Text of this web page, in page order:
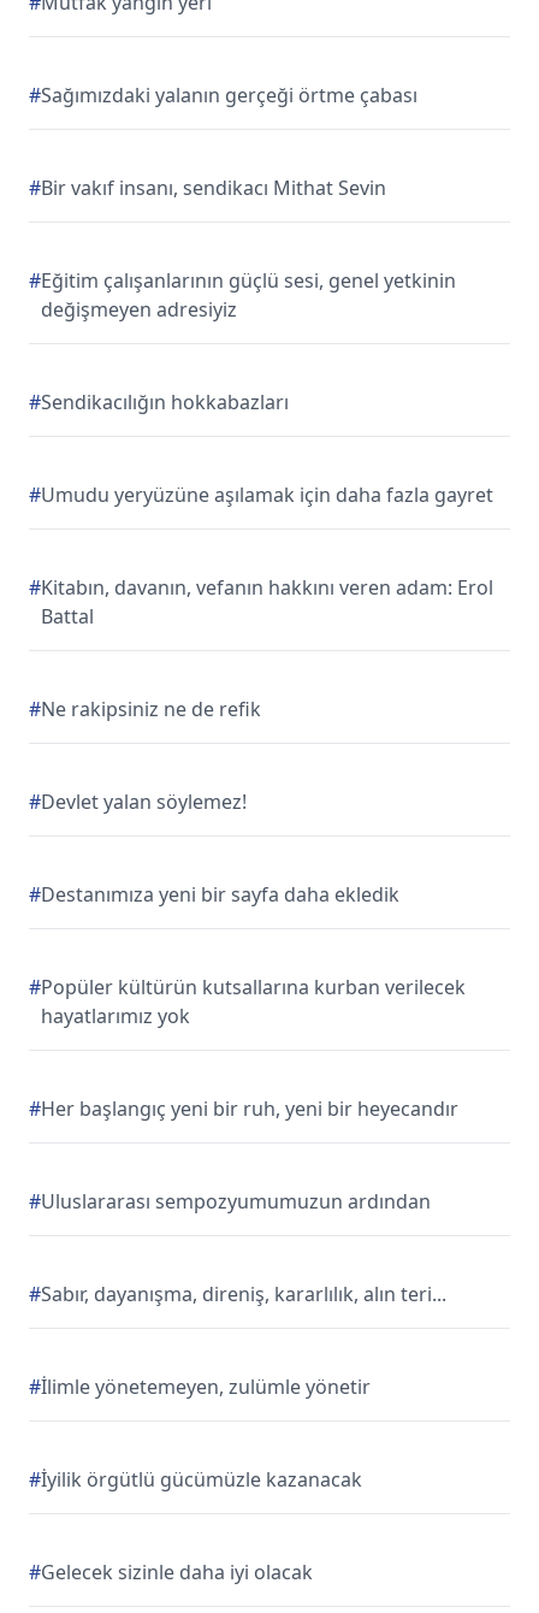
#Sağımızdaki yalanın gerçeği örtme çabası
#Bir vakıf insanı, sendikacı Mithat Sevin
#Eğitim çalışanlarının güçlü sesi, genel yetkinin
değişmeyen adresiyiz
#Sendikacılığın hokkabazları
#Umudu yeryüzüne aşılamak için daha fazla gayret
#Kitabın, davanın, vefanın hakkını veren adam: Erol
Battal
#Ne rakipsiniz ne de refik
#Devlet yalan söylemez!
#Destanımıza yeni bir sayfa daha ekledik
#Popüler kültürün kutsallarına kurban verilecek
hayatlarımız yok
#Her başlangıç yeni bir ruh, yeni bir heyecandır
#Uluslararası sempozyumumuzun ardından
#Sabır, dayanışma, direniş, kararlılık, alın teri...
#İlimle yönetemeyen, zulümle yönetir
#İyilik örgütlü gücümüzle kazanacak
#Gelecek sizinle daha iyi olacak